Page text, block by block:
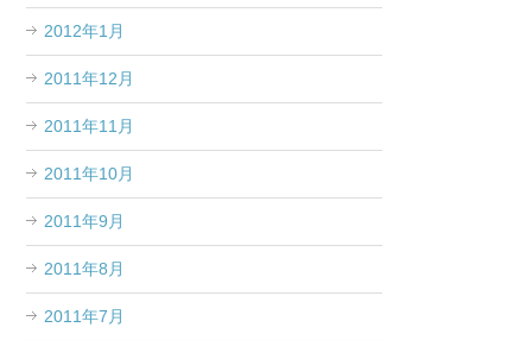
2012年1月
2011年12月
2011年11月
2011年10月
2011年9月
2011年8月
2011年7月